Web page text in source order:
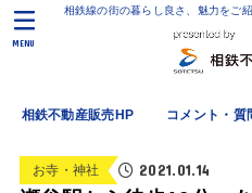
相鉄線の街の暮らし良さ、魅力をご紹
相鉄不動産販売HP コメント・質
MENU
お寺・神社 2021.01.14